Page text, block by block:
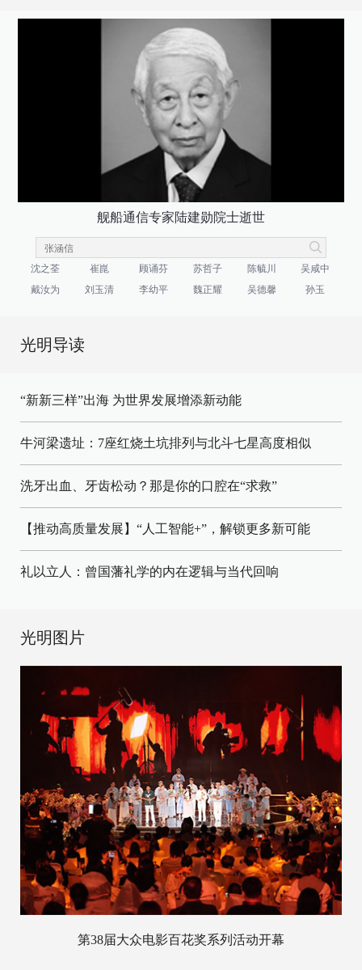
舰船通信专家陆建勋院士逝世
沈之荃 崔崑 顾诵芬 苏哲子 陈毓川
吴咸中
戴汝为
刘玉清 李幼平 魏正耀 吴德馨 孙玉
光明导读
“新新三样”出海 为世界发展增添新动能
牛河梁遗址：7座红烧土坑排列与北斗七星高度相似
洗牙出血、牙齿松动？那是你的口腔在“求救”
【推动高质量发展】“人工智能+”，解锁更多新可能
礼以立人：曾国藩礼学的内在逻辑与当代回响
光明图片
第38届大众电影百花奖系列活动开幕